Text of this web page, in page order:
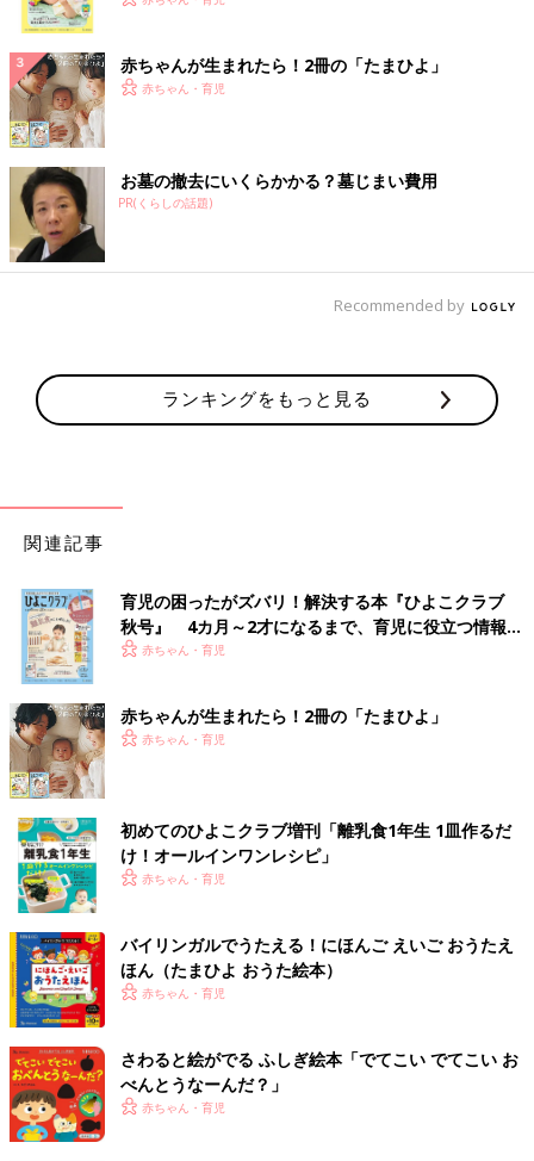
赤ちゃんが生まれたら！2冊の「たまひよ」
赤ちゃん・育児
お墓の撤去にいくらかかる？墓じまい費用
PR(くらしの話題)
Recommended by
ランキングをもっと見る
関連記事
育児の困ったがズバリ！解決する本『ひよこクラブ
秋号』 4カ月～2才になるまで、育児に役立つ情報が
いっぱい！
赤ちゃん・育児
赤ちゃんが生まれたら！2冊の「たまひよ」
赤ちゃん・育児
初めてのひよこクラブ増刊「離乳食1年生 1皿作るだ
け！オールインワン​レシピ」
赤ちゃん・育児
バイリンガルでうたえる！にほんご えいご おうたえ
ほん（たまひよ おうた絵本）
赤ちゃん・育児
さわると絵がでる ふしぎ絵本「でてこい でてこい お
べんとうなーんだ？」
赤ちゃん・育児